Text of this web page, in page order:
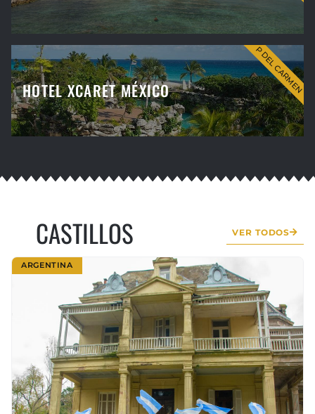
HOTEL XCARET MÉXICO P DEL CARMEN
CASTILLOS VER TODOS
ARGENTINA